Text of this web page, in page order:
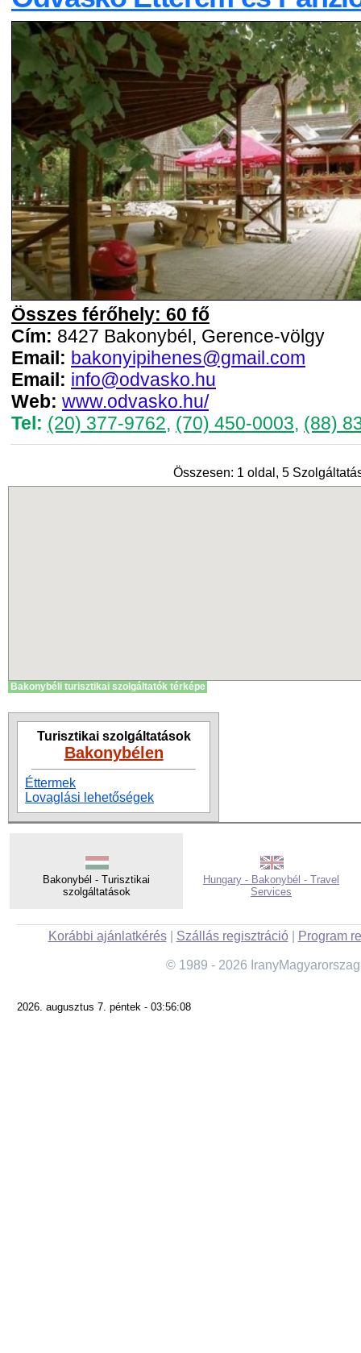
Összes férőhely: 60 fő
Cím: 8427 Bakonybél, Gerence-völgy
Email: bakonyipihenes@gmail.com
Email: info@odvasko.hu
Web: www.odvasko.hu/
Tel: (20) 377-9762, (70) 450-0003, (88)
Összesen: 1 oldal, 5
Bakonybéli turisztikai szolgáltatók térképe
Turisztikai szolgáltatások
Bakonybélen
Éttermek
Lovaglási lehetőségek
Bakonybél - Turisztikai
szolgáltatások
Hungary - Bakonybél - Travel
Services
Korábbi ajánlatkérés| Szállás regisztráció| Program
© 1989 - 2026
2026. augusztus 7. péntek - 03:56:08